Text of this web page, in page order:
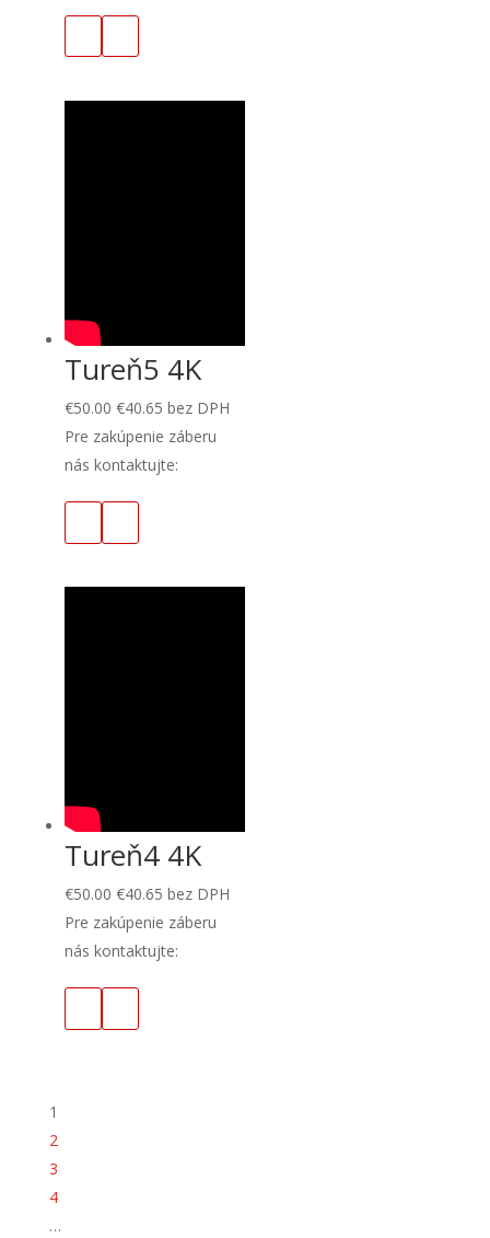
Tureň5 4K
€50.00 €40.65 bez DPH
Pre zakúpenie záberu
nás kontaktujte:
Tureň4 4K
€50.00 €40.65 bez DPH
Pre zakúpenie záberu
nás kontaktujte:
1
2
3
4
…